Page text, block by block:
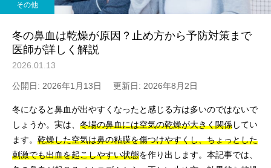
その他
冬の鼻血は乾燥が原因？止め方から予防対策まで
医師が詳しく解説
2026.01.13
公開日: 2026年1月13日 更新日: 2026年8月2日
冬になると鼻血が出やすくなったと感じる方は多いのではないで
しょうか。実は、 冬場の鼻血には空気の乾燥が大きく関係してい
ます。 乾燥した空気は鼻の粘膜を傷つけやすくし、ちょっとした
刺激でも出血を起こしやすい状態を作り出します。本記事では、